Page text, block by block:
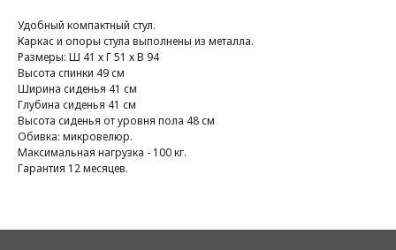
Удобный компактный стул.
Каркас и опоры стула выполнены из металла.
Размеры: Ш 41 х Г 51 х В 94
Высота спинки 49 см
Ширина сиденья 41 см
Глубина сиденья 41 см
Высота сиденья от уровня пола 48 см
Обивка: микровелюр.
Максимальная нагрузка - 100 кг.
Гарантия 12 месяцев.